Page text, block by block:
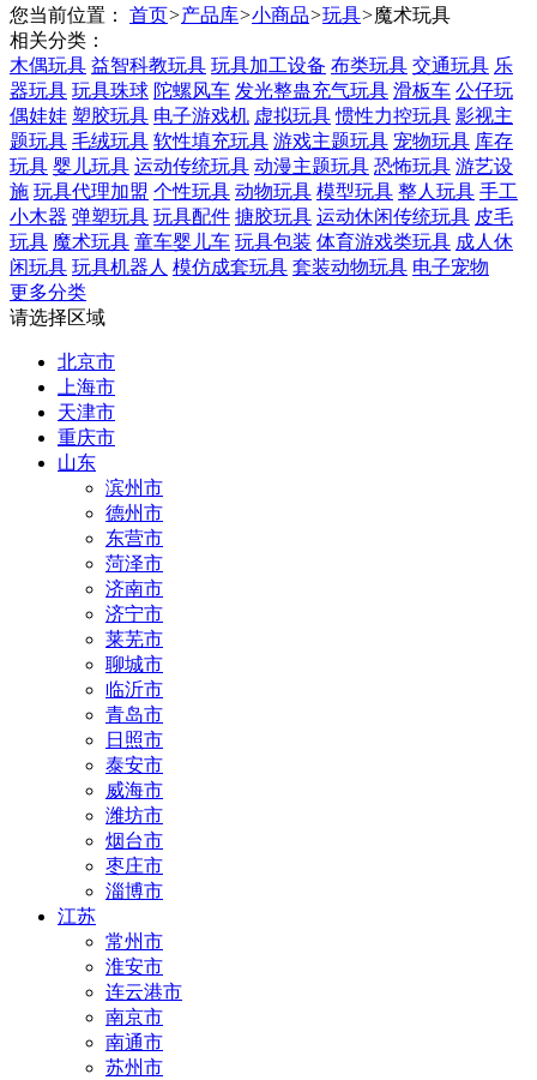
您当前位置： 首页>产品库>小商品>玩具>魔术玩具
相关分类：
木偶玩具 益智科教玩具 玩具加工设备 布类玩具 交通玩具 乐
器玩具 玩具珠球 陀螺风车 发光整蛊充气玩具 滑板车 公仔玩
偶娃娃 塑胶玩具 电子游戏机 虚拟玩具 惯性力控玩具 影视主
题玩具 毛绒玩具 软性填充玩具 游戏主题玩具 宠物玩具 库存
玩具 婴儿玩具 运动传统玩具 动漫主题玩具 恐怖玩具 游艺设
施 玩具代理加盟 个性玩具 动物玩具 模型玩具 整人玩具 手工
小木器 弹塑玩具 玩具配件 搪胶玩具 运动休闲传统玩具 皮毛
玩具 魔术玩具 童车婴儿车 玩具包装 体育游戏类玩具 成人休
闲玩具 玩具机器人 模仿成套玩具 套装动物玩具 电子宠物
更多分类
请选择区域
北京市
上海市
天津市
重庆市
山东
滨州市
德州市
东营市
菏泽市
济南市
济宁市
莱芜市
聊城市
临沂市
青岛市
日照市
泰安市
威海市
潍坊市
烟台市
枣庄市
淄博市
江苏
常州市
淮安市
连云港市
南京市
南通市
苏州市